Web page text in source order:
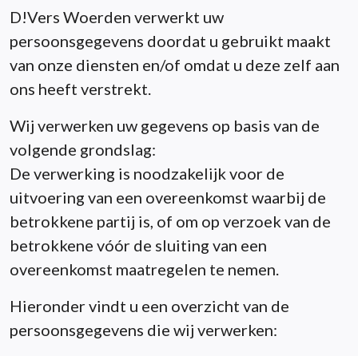
D!Vers Woerden verwerkt uw
persoonsgegevens doordat u gebruikt maakt
van onze diensten en/of omdat u deze zelf aan
ons heeft verstrekt.
Wij verwerken uw gegevens op basis van de
volgende grondslag:
De verwerking is noodzakelijk voor de
uitvoering van een overeenkomst waarbij de
betrokkene partij is, of om op verzoek van de
betrokkene vóór de sluiting van een
overeenkomst maatregelen te nemen.
Hieronder vindt u een overzicht van de
persoonsgegevens die wij verwerken: